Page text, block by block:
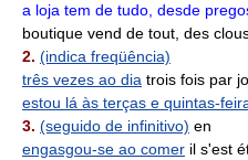
a loja tem de tudo, desde
boutique vend de tout, des
2. (indica freqüência)
três vezes ao dia trois fois par
estou lá às terças e quintas-
3. (seguido de infinitivo) en
engasgou-se ao comer il s'est